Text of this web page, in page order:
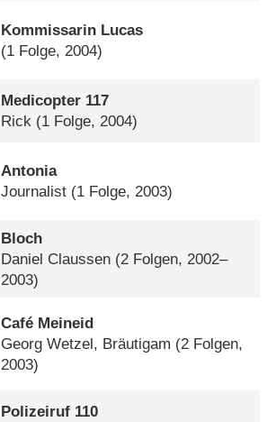
Kommissarin Lucas
(1 Folge, 2004)
Medicopter 117
Rick (1 Folge, 2004)
Antonia
Journalist (1 Folge, 2003)
Bloch
Daniel Claussen (2 Folgen, 2002–
2003)
Café Meineid
Georg Wetzel, Bräutigam (2 Folgen,
2003)
Polizeiruf 110